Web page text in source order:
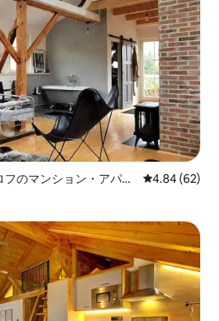
のマンション・アパー
レビュー62
4.84 (62)